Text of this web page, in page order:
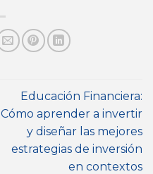
Educación Financiera:
Cómo aprender a invertir
y diseñar las mejores
estrategias de inversión
en contextos